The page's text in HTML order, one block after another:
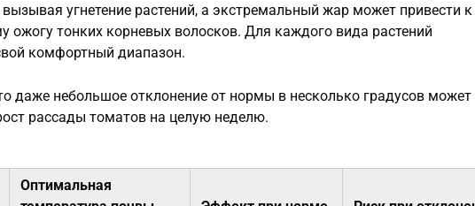
угнетение растений, а экстремальный жар может привести к
ожогу тонких корневых волосков. Для каждого вида растений
комфортный диапазон.
даже небольшое отклонение от нормы в несколько градусов может
рассады томатов на целую неделю.
Оптимальная